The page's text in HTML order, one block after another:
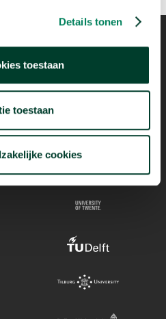
Details tonen
toestaan
toestaan
cookies
dankzij